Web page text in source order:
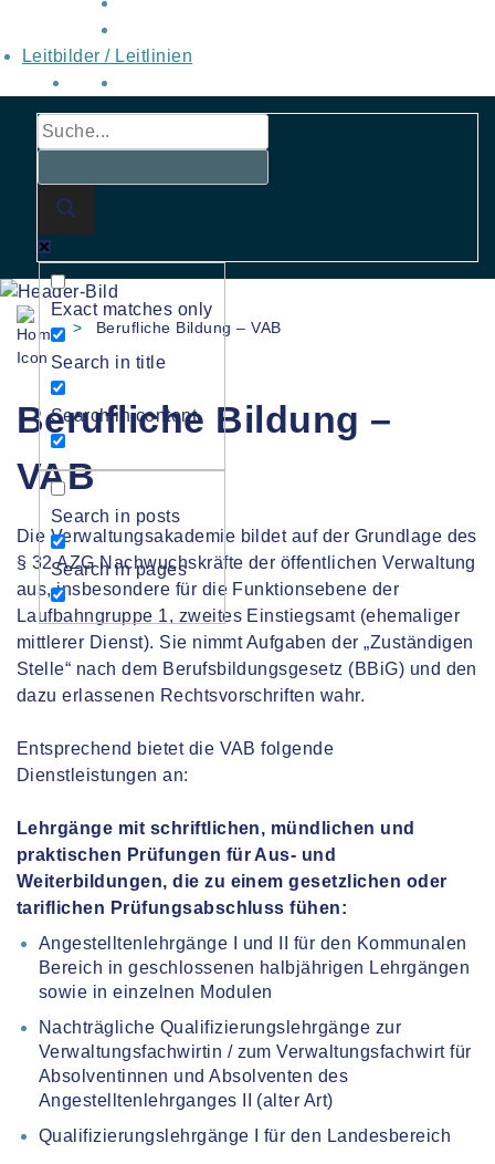
Leitbilder / Leitlinien
Exact matches only
Search in title
Search in content
Search in posts
Search in pages
> Berufliche Bildung – VAB
Berufliche Bildung –
VAB
Die Verwaltungsakademie bildet auf der Grundlage des
§ 32 AZG Nachwuchskräfte der öffentlichen Verwaltung
aus, insbesondere für die Funktionsebene der
Laufbahngruppe 1, zweites Einstiegsamt (ehemaliger
mittlerer Dienst). Sie nimmt Aufgaben der „Zuständigen
Stelle“ nach dem Berufsbildungsgesetz (BBiG) und den
dazu erlassenen Rechtsvorschriften wahr.
Entsprechend bietet die VAB folgende
Dienstleistungen an:
Lehrgänge mit schriftlichen, mündlichen und
praktischen Prüfungen für Aus- und
Weiterbildungen, die zu einem gesetzlichen oder
tariflichen Prüfungsabschluss fühen:
Angestelltenlehrgänge I und II für den Kommunalen
Bereich in geschlossenen halbjährigen Lehrgängen
sowie in einzelnen Modulen
Nachträgliche Qualifizierungslehrgänge zur
Verwaltungsfachwirtin / zum Verwaltungsfachwirt für
Absolventinnen und Absolventen des
Angestelltenlehrganges II (alter Art)
Qualifizierungslehrgänge I für den Landesbereich